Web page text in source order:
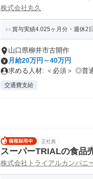
株式会社丸久
賞与実績4.025ヶ月分・週休2
山口県柳井市古開作
月給20万円～40万円
求める人材: ＜必須＞ ◎普
交通費支給
正社員
スーパーTRIALの食品
株式会社トライアルカンパニ